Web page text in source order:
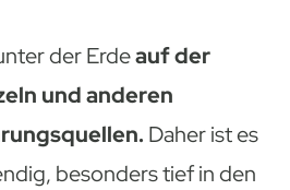
der Erdeauf der
und anderen
Daher ist es
besonders tief in den